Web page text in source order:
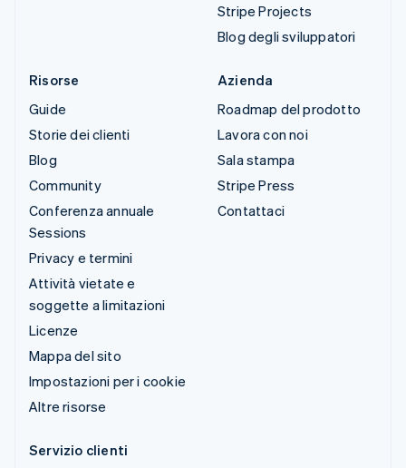
Stripe Projects
Blog degli sviluppatori
Risorse
Guide
Storie dei clienti
Blog
Community
Conferenza annuale
Sessions
Privacy e termini
Attività vietate e
soggette a limitazioni
Licenze
Mappa del sito
Impostazioni per i cookie
Altre risorse
Azienda
Roadmap del prodotto
Lavora con noi
Sala stampa
Stripe Press
Contattaci
Servizio clienti